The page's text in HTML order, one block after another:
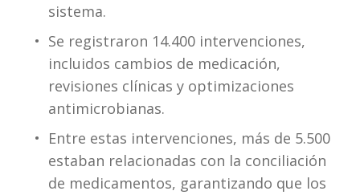
sistema.
Se registraron 14.400 intervenciones,
incluidos cambios de medicación,
revisiones clínicas y optimizaciones
antimicrobianas.
Entre estas intervenciones, más de 5.500
estaban relacionadas con la conciliación
de medicamentos, garantizando que los